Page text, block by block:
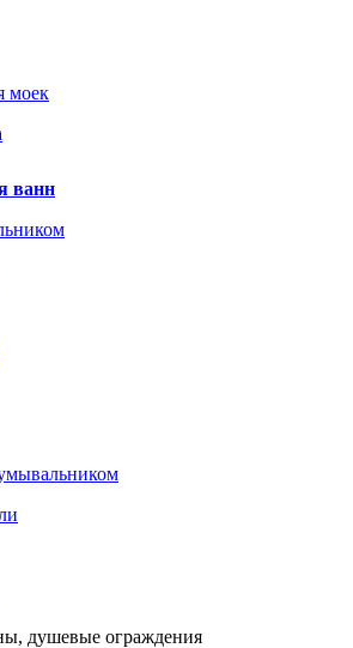
моек
ванн
душевые ограждения